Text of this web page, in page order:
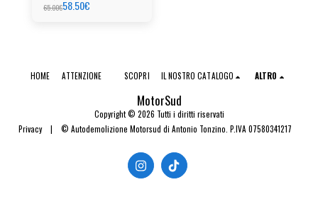
65.00€58.50€
MotorSud
Copyright © 2026 Tutti i diritti riservati
Privacy| © Autodemolizione Motorsud di Antonio Tonzino. P.IVA 07580341217
HOME ATTENZIONE SCOPRI IL NOSTRO CATALOGO ALTRO